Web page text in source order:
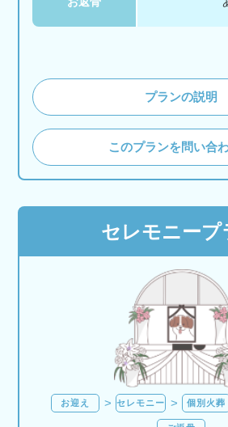
プランの説明
このプランを問い合
セレモニープ
お迎え セレモニー 個別火葬